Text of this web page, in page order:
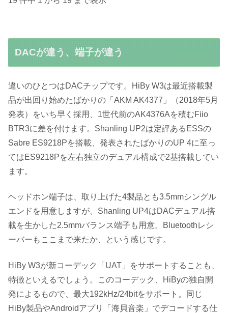
DACが違う、端子が違う
違いのひとつはDACチップです。HiBy W3は最近搭載製
品が出回り始めたばかりの「AKM AK4377」（2018年5月
発表）をいち早く採用、1世代前のAK4376Aを積むFiio
BTR3に差を付けます。Shanling UP2は定評あるESSの
Sabre ES9218Pを搭載、発表されたばかりのUP 4に至っ
てはES9218Pを左右独立のデュアル構成で2基搭載してい
ます。
ヘッドホン端子は、取り上げた4製品とも3.5mmシングル
エンドを用意しますが、Shanling UP4はDACデュアル搭
載を生かした2.5mmバランス端子も用意。Bluetoothレシ
ーバーもここまで来たか、という感じです。
HiBy W3が新コーデック「UAT」をサポートすることも、
特徴といえるでしょう。このコーデック、HiByの独自開
発によるもので、最大192kHz/24bitをサポート。同じ
HiBy製品やAndroidアプリ「海貝音楽」でデコードする仕